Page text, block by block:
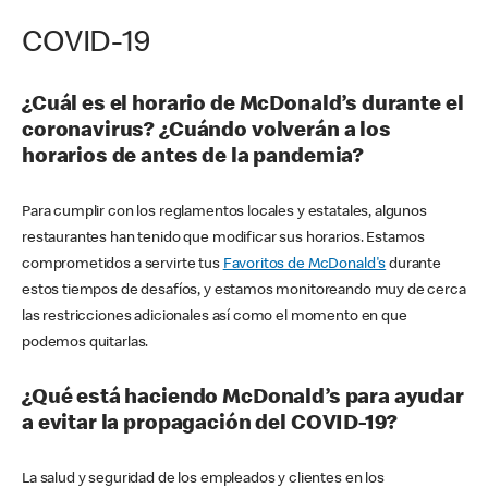
COVID-19
¿Cuál es el horario de McDonald’s durante el
coronavirus? ¿Cuándo volverán a los
horarios de antes de la pandemia?
Para cumplir con los reglamentos locales y estatales, algunos
restaurantes han tenido que modificar sus horarios. Estamos
comprometidos a servirte tus Favoritos de McDonald's durante
estos tiempos de desafíos, y estamos monitoreando muy de cerca
las restricciones adicionales así como el momento en que
podemos quitarlas.
¿Qué está haciendo McDonald’s para ayudar
a evitar la propagación del COVID-19?
La salud y seguridad de los empleados y clientes en los